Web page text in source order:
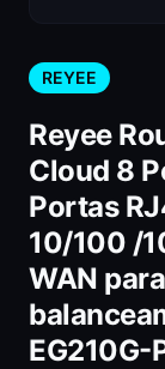
REYEE
Reyee
Cloud 8
Portas
10/100 /
WAN
EG210G-